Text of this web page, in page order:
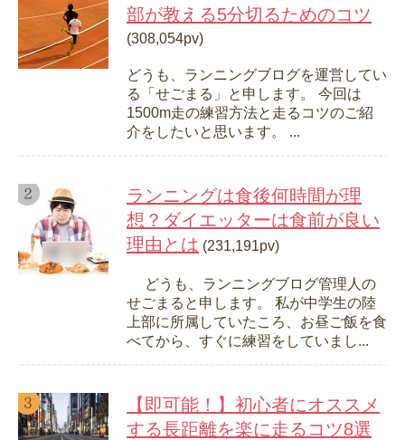
部が教える5分切るためのコツ
(308,054pv)
どうも、ランニングブログを運営してい
る「せごまる」と申します。 今回は
1500m走の練習方法と走るコツのご紹
介をしたいと思います。 ...
ランニングは食後何時間が理
想？ダイエッターは食前が良い
理由とは (231,191pv)
どうも、ランニングブログ管理人の
せごまると申します。 私が中学生の陸
上部に所属していたころ、お昼ご飯を食
べてから、すぐに練習をしていまし...
【即可能！】初心者にオススメ
する長距離を楽に走るコツ8選